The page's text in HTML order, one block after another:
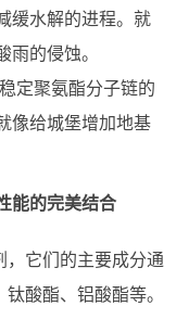
缓水解的进程。就
雨的侵蚀。
定聚氨酯分子链的
像给城堡增加地基
能的完美结合
，它们的主要成分通
酸酯、铝酸酯等。